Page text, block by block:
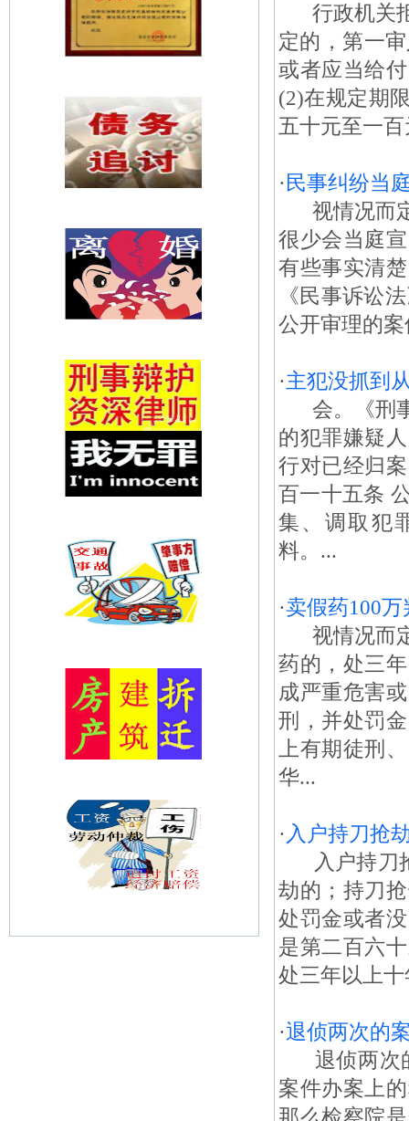
行政机关拒
定的，第一
或者应当给
(2)在规定期
五十元至一
·民事纠纷当
视情况而定
很少会当庭
有些事实清
《民事诉讼
公开审理的
·主犯没抓到
会。《刑事
的犯罪嫌疑
行对已经归
百一十五条
集、调取犯
料。...
·卖假药100万
视情况而定
药的，处三
成严重危害
刑，并处罚
上有期徒刑
华...
· 入户持刀抢
入户持刀抢
劫的；持刀
处罚金或者
是第二百六
处三年以上
·退侦两次的
退侦两次
案件办案上